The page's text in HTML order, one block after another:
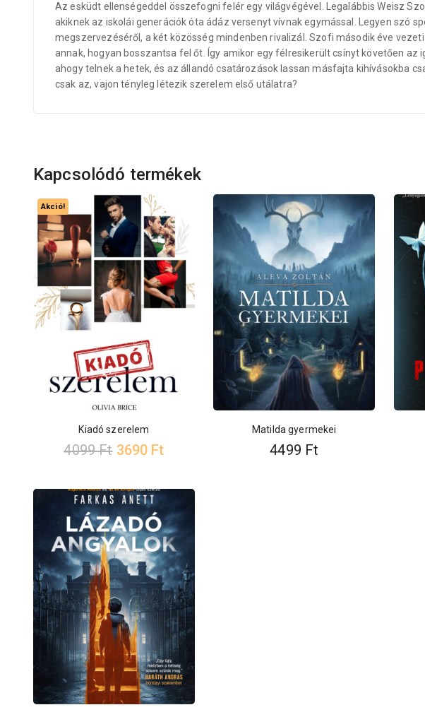
Az esküdt ellenségeddel összefogni felér egy világvégével. Legalábbis Weisz
akiknek az iskolái generációk óta ádáz versenyt vívnak egymással. Legyen szó
megszervezéséről, a két közösség mindenben rivalizál. Szofi második éve
annak, hogyan bosszantsa fel őt. Így amikor egy félresikerült csínyt követően
ahogy telnek a hetek, és az állandó csatározások lassan másfajta kihívásokba
csak az, vajon tényleg létezik szerelem első utálatra?
Kapcsolódó termékek
Akció!
Kiadó szerelem
4099Ft 3690 Ft
Matilda gyermekei
4499 Ft